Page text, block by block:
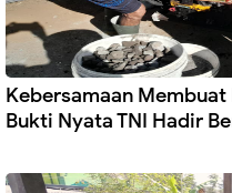
Kebersamaan
Bukti Nyata TNI Hadir